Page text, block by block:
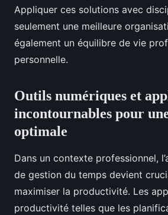
Appliquer ces solutions avec
seulement une meilleure
également un équilibre de vie
personnelle.
Outils numériques et
incontournables pour
optimale
Dans un contexte professionnel,
de gestion du temps devient
maximiser la productivité. Les
productivité telles que les